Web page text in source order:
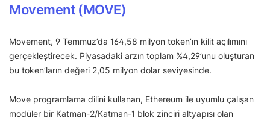
Movement (MOVE)
Movement, 9 Temmuz’da 164,58 milyon token’ın kilit açılımını
gerçekleştirecek. Piyasadaki arzın toplam %4,29’unu oluşturan
bu token’ların değeri 2,05 milyon dolar seviyesinde.
Move programlama dilini kullanan, Ethereum ile uyumlu çalışan
modüler bir Katman-2/Katman-1 blok zinciri altyapısı olan